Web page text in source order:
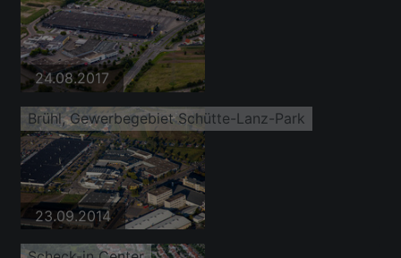
24.08.2017
Brühl, Gewerbegebiet Schütte-Lanz-Park
23.09.2014